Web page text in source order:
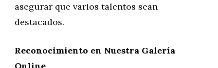
asegurar que varios talentos sean
destacados.
Reconocimiento en Nuestra Galería